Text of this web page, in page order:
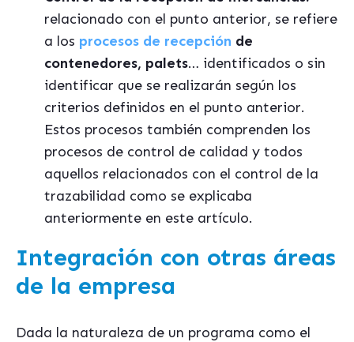
relacionado con el punto anterior, se refiere
a los procesos de recepción de
contenedores, palets… identificados o sin
identificar que se realizarán según los
criterios definidos en el punto anterior.
Estos procesos también comprenden los
procesos de control de calidad y todos
aquellos relacionados con el control de la
trazabilidad como se explicaba
anteriormente en este artículo.
Integración con otras áreas
de la empresa
Dada la naturaleza de un programa como el